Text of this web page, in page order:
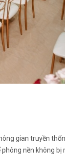
gian truyền
nền không bị